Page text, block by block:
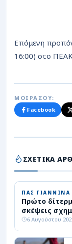
Επόμενη
16:00) στο
ΜΟΙΡΑΣΟΥ:
Facebook
ΣΧΕΤΙΚΑ
ΠΑΣ ΓΙΑΝΝΙΝΑ
Πρώτο
σκέψεις
6 Αυγούστου